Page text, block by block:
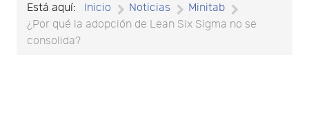
Está aquí: Inicio Noticias
Minitab
¿Por qué la adopción de Lean Six Sigma no se
consolida?